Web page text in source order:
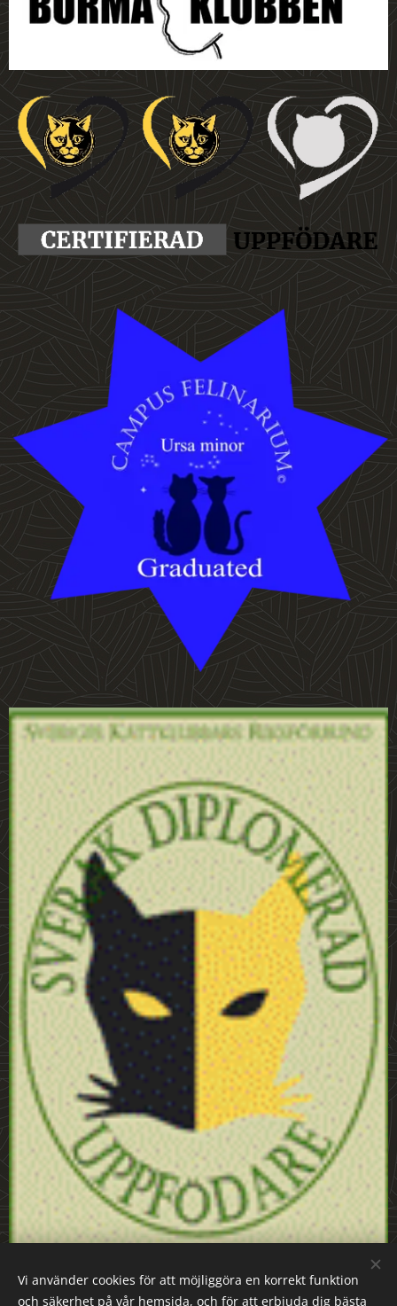
Vi använder cookies för att möjliggöra en korrekt funktion
och säkerhet på vår hemsida, och för att erbjuda dig bästa